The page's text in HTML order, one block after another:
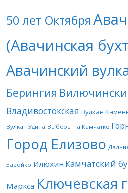
50 лет Октября
(Авачинская
Авачинский
Берингия
Владивостокская Вулкан
Вулкан Удина Выборы на Камчатке
Город Елизово
Завойко Илюхин Камчатский
Маркса Ключевская